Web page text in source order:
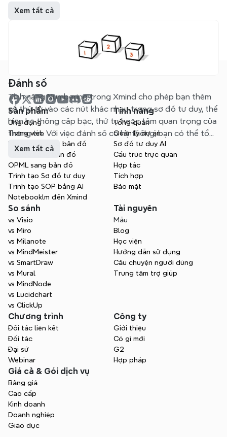
trình làm việc mà không cần làm trùng lặp.
Xem tất cả
Đánh số
Tính năng Numbering trong Xmind cho phép bạn thêm
số thứ tự vào các nút khác nhau trong sơ đồ tư duy, thể
hiện hệ thống cấp bậc, thứ tự hoặc tầm quan trọng của
thông tin. Với việc đánh số có hệ thống, bạn có thể tổ
chức và quản lý thông tin phức tạp một cách hiệu quả,
nâng cao khả năng đọc và tính thực tiễn của sơ đồ tư
duy.
Xem tất cả
Sản phẩm
Ứng dụng
Trang web
Markdown sang bản đồ
Tài liệu sang bản đồ
OPML sang bản đồ
Trình tạo Sơ đồ tư duy
Trình tạo SOP bằng AI
Notebooklm đến Xmind
Tính năng
Tổng quan
Quản lý dự án
Sơ đồ tư duy AI
Cấu trúc trực quan
Hợp tác
Tích hợp
Bảo mật
So sánh
vs Visio
vs Miro
vs Milanote
vs MindMeister
vs SmartDraw
vs Mural
vs MindNode
vs Lucidchart
vs ClickUp
Tài nguyên
Mẫu
Blog
Học viện
Hướng dẫn sử dụng
Câu chuyện người dùng
Trung tâm trợ giúp
Chương trình
Đối tác liên kết
Đối tác
Đại sứ
Webinar
Công ty
Giới thiệu
Có gì mới
G2
Hợp pháp
Giá cả & Gói dịch vụ
Bảng giá
Cao cấp
Kinh doanh
Doanh nghiệp
Giáo dục